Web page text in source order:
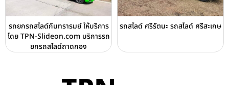
รถยกรถสไลด์กันทรารมย์ ให้บริการ
โดย TPN-Slideon.com บริการรถ
ยกรถสไลด์ถาดกอง
รถสไลด์ ศรีรัตนะ รถสไลด์ ศรีสะเกษ